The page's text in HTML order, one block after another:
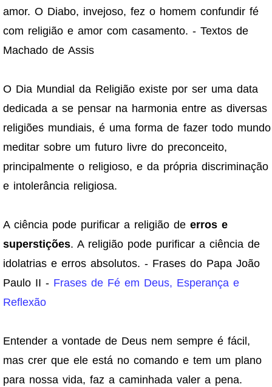
amor. O Diabo, invejoso, fez o homem confundir fé
com religião e amor com casamento. - Textos de
Machado de Assis
O Dia Mundial da Religião existe por ser uma data
dedicada a se pensar na harmonia entre as diversas
religiões mundiais, é uma forma de fazer todo mundo
meditar sobre um futuro livre do preconceito,
principalmente o religioso, e da própria discriminação
e intolerância religiosa.
A ciência pode purificar a religião de erros e
superstições. A religião pode purificar a ciência de
idolatrias e erros absolutos. - Frases do Papa João
Paulo II - Frases de Fé em Deus, Esperança e
Reflexão
Entender a vontade de Deus nem sempre é fácil,
mas crer que ele está no comando e tem um plano
para nossa vida, faz a caminhada valer a pena.